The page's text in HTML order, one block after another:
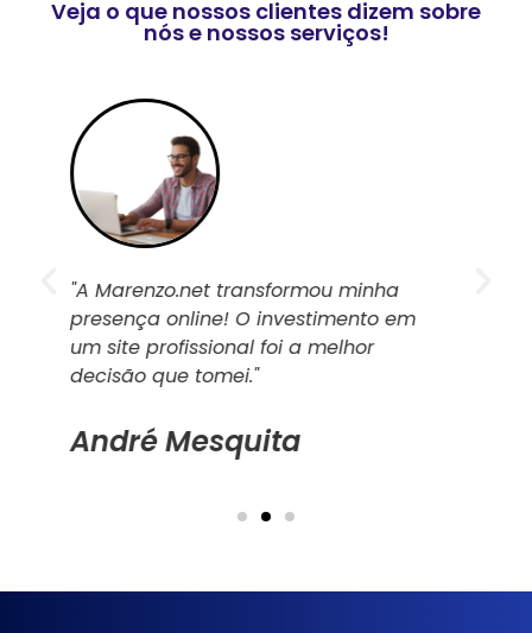
Veja o que nossos clientes dizem sobre
nós e nossos serviços!
"Graças ao suporte da Marenzo,
consegui aumentar as visitas do meu
site e atrair mais clientes. Recomendo
para todos!"
Terezinha Botelho